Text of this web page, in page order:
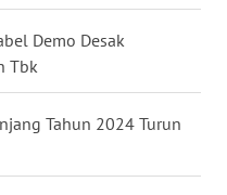
Demo Desak
Tbk
Tahun 2024 Turun